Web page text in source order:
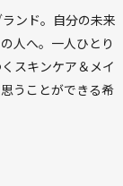
ンド。自分の未来
人へ。一人ひとり
スキンケア＆メイ
うことができる希